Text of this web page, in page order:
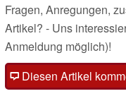
Fragen, Anregungen,
Artikel? - Uns
Anmeldung möglich)!
Diesen Artikel